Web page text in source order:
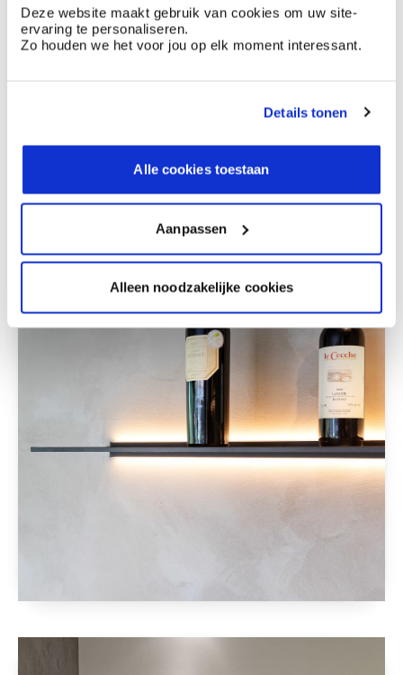
Deze website maakt gebruik van cookies om uw site-
ervaring te personaliseren.
Zo houden we het voor jou op elk moment interessant.
Details tonen
Alle cookies toestaan
Aanpassen
Alleen noodzakelijke cookies
naadloze en watervaste steenimitatie
Bestel
Ontdek meer inspiratiebeelden voor: Keuken
Deze stijlen zijn misschien ook iets voor jou